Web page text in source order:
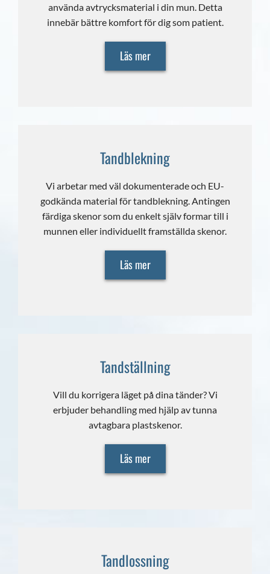
använda avtrycksmaterial i din mun. Detta
innebär bättre komfort för dig som patient.
Läs mer
Tandblekning
Vi arbetar med väl dokumenterade och EU-
godkända material för tandblekning. Antingen
färdiga skenor som du enkelt själv formar till i
munnen eller individuellt framställda skenor.
Läs mer
Tandställning
Vill du korrigera läget på dina tänder? Vi
erbjuder behandling med hjälp av tunna
avtagbara plastskenor.
Läs mer
Tandlossning